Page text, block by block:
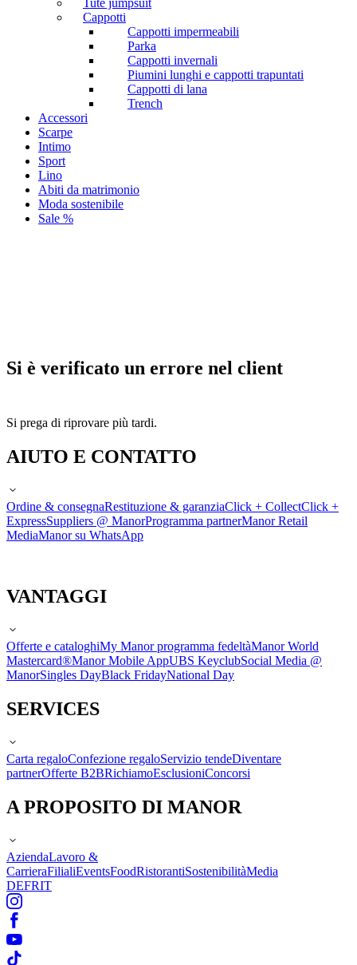
Tute jumpsuit
Cappotti
Cappotti impermeabili
Parka
Cappotti invernali
Piumini lunghi e cappotti trapuntati
Cappotti di lana
Trench
Accessori
Scarpe
Intimo
Sport
Lino
Abiti da matrimonio
Moda sostenibile
Sale %
Si è verificato un errore nel client
Si prega di riprovare più tardi.
AIUTO E CONTATTO
Ordine & consegnaRestituzione & garanziaClick + CollectClick +
ExpressSuppliers @ ManorProgramma partnerManor Retail
MediaManor su WhatsApp
VANTAGGI
Offerte e cataloghiMy Manor programma fedeltàManor World
Mastercard®Manor Mobile AppUBS KeyclubSocial Media @
ManorSingles DayBlack FridayNational Day
SERVICES
Carta regaloConfezione regaloServizio tendeDiventare
partnerOfferte B2BRichiamoEsclusioniConcorsi
A PROPOSITO DI MANOR
AziendaLavoro &
CarrieraFilialiEventsFoodRistorantiSostenibilitàMedia
DEFRIT